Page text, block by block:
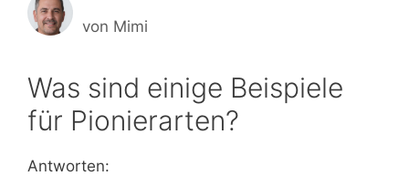
von Mimi
Was sind einige Beispiele
für Pionierarten?
Antworten: